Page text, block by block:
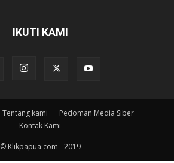
IKUTI KAMI
Tentang kami
Pedoman Media Siber
Kontak Kami
© Klikpapua.com - 2019